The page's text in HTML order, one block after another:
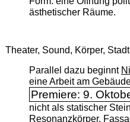
ästhetischer Räume.
Theater, Sound, Körper, Stadt
Parallel dazu beginnt
eine Arbeit am
Premiere: 9.
nicht als statischer
Resonanzkörper.